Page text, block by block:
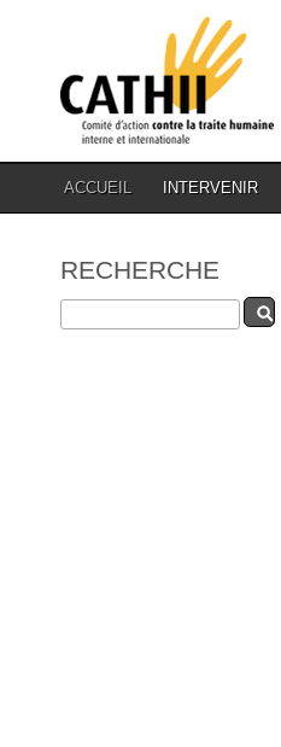
ACCUEIL INTERVENIR
RECHERCHE
Rechercher